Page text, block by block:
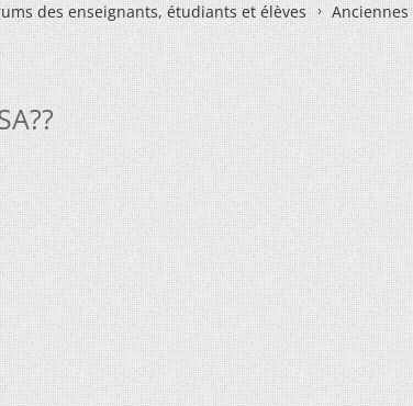
des enseignants, étudiants et élèves